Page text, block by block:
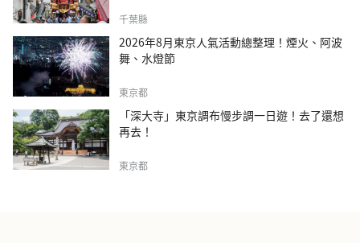
千葉縣
2026年8月東京人氣活動總整理！煙火、阿波
舞、水燈節
東京都
「深大寺」東京調布慢步調一日遊！去了還想
再去！
東京都